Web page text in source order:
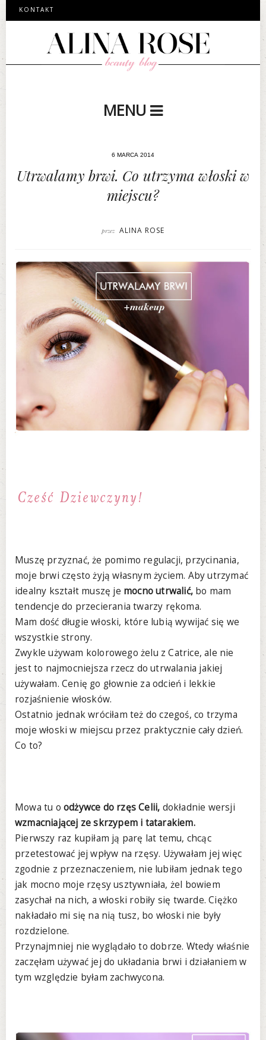
KONTAKT
MENU
6 MARCA 2014
Utrwalamy brwi. Co utrzyma włoski w
miejscu?
przez ALINA ROSE
Muszę przyznać, że pomimo regulacji, przycinania,
moje brwi często żyją własnym życiem. Aby utrzymać
idealny kształt muszę je mocno utrwalić, bo mam
tendencje do przecierania twarzy rękoma.
Mam dość długie włoski, które lubią wywijać się we
wszystkie strony.
Zwykle używam kolorowego żelu z Catrice, ale nie
jest to najmocniejsza rzecz do utrwalania jakiej
używałam. Cenię go głownie za odcień i lekkie
rozjaśnienie włosków.
Ostatnio jednak wróciłam też do czegoś, co trzyma
moje włoski w miejscu przez praktycznie cały dzień.
Co to?
Mowa tu o odżywce do rzęs Celii, dokładnie wersji
wzmacniającej ze skrzypem i tatarakiem.
Pierwszy raz kupiłam ją parę lat temu, chcąc
przetestować jej wpływ na rzęsy. Używałam jej więc
zgodnie z przeznaczeniem, nie lubiłam jednak tego
jak mocno moje rzęsy usztywniała, żel bowiem
zasychał na nich, a włoski robiły się twarde. Ciężko
nakładało mi się na nią tusz, bo włoski nie były
rozdzielone.
Przynajmniej nie wyglądało to dobrze. Wtedy właśnie
zaczęłam używać jej do układania brwi i działaniem w
tym względzie byłam zachwycona.